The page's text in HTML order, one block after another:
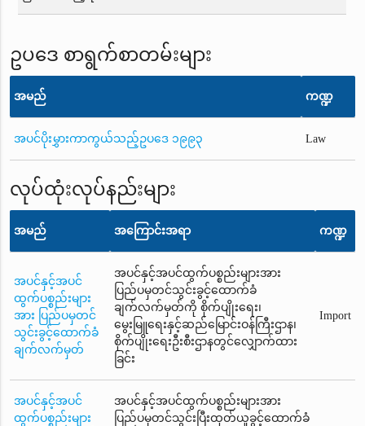
ဥပဒေ စာရွက်စာတမ်းများ
အမည် ကဏ္ဍ
အပင်ပိုးမွှားကာကွယ်သည့်ဥပဒေ ၁၉၉၃ Law
လုပ်ထုံးလုပ်နည်းများ
အမည် အကြောင်းအရာ ကဏ္ဍ
အပင်နှင့်အပင်
ထွက်ပစ္စည်းများ
အား ပြည်ပမှတင်
သွင်းခွင့်ထောက်ခံ
ချက်လက်မှတ်
အပင်နှင့်အပင်ထွက်ပစ္စည်းများအား
ပြည်ပမှတင်သွင်းခွင့်ထောက်ခံ
ချက်လက်မှတ်ကို စိုက်ပျိုးရေး၊
မွေးမြူရေးနှင့်ဆည်မြောင်းဝန်ကြီးဌာန၊
စိုက်ပျိုးရေးဦးစီးဌာနတွင်လျှောက်ထား
ခြင်း
Import
အပင်နှင့်အပင်
ထွက်ပစ္စည်းများ
အပင်နှင့်အပင်ထွက်ပစ္စည်းများအား
ပြည်ပမှတင်သွင်းပြီးထုတ်ယူခွင့်ထောက်ခံ